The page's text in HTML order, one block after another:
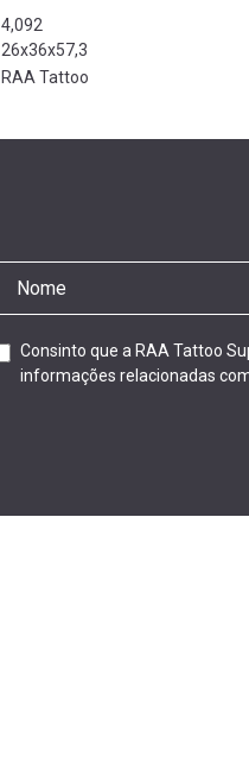
4,092
26x36x57,3
RAA Tattoo
Consinto que a RAA Tattoo
informações relacionadas